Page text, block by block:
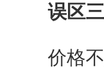
误区
价格不